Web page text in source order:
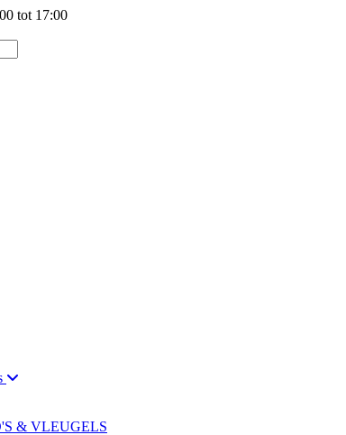
tot 17:00
& VLEUGELS